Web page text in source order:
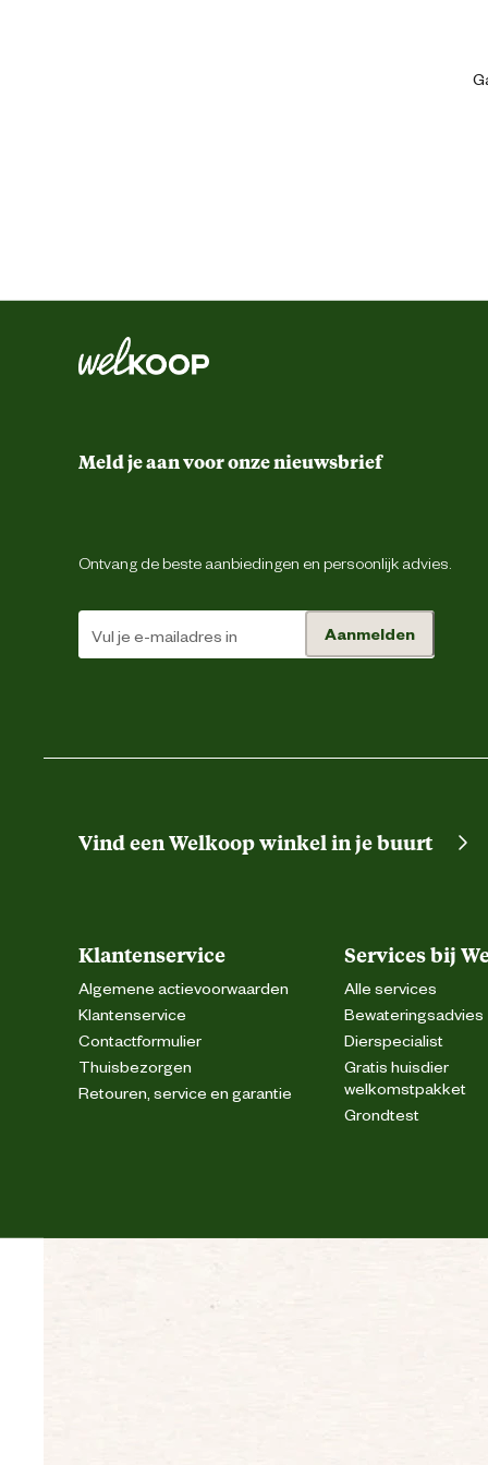
Functionele eigenschappen
Type leest
Fysieke eigenschappen
Hoogte schoen
Veiligheids eigenschappen
Veiligheidsnorm
Meld je aan voor onze nieuwsbrief
Ontvang de beste aanbiedingen en persoonlijk advies.
Aanmelden
Vind een Welkoop winkel in je buurt
Klantenservice
Algemene actievoorwaarden
Klantenservice
Contactformulier
Thuisbezorgen
Retouren, service en garantie
Services bij
Alle services
Bewateringsadvies
Dierspecialist
Gratis huisdier
welkomstpakket
Grondtest